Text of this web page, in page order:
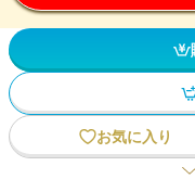
お気に入り